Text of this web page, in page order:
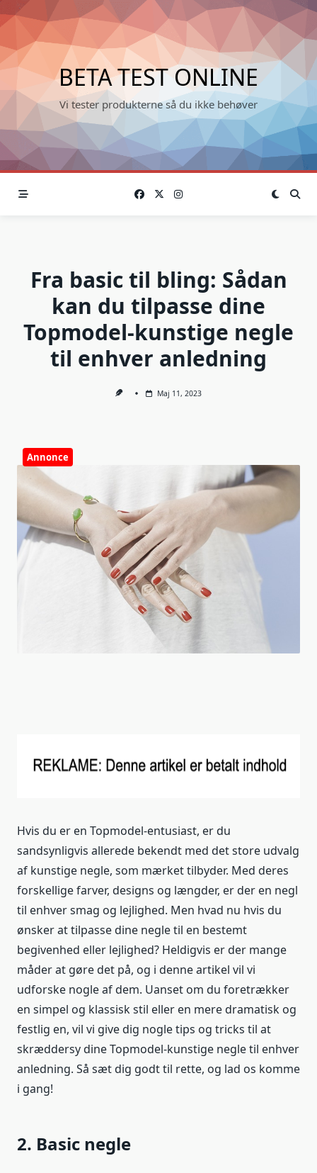
Skip
to
content
BETA TEST ONLINE
Vi tester produkterne så du ikke behøver
Fra basic til bling: Sådan
kan du tilpasse dine
Topmodel-kunstige negle
til enhver anledning
Maj 11, 2023
Annonce
Hvis du er en Topmodel-entusiast, er du
sandsynligvis allerede bekendt med det store udvalg
af kunstige negle, som mærket tilbyder. Med deres
forskellige farver, designs og længder, er der en negl
til enhver smag og lejlighed. Men hvad nu hvis du
ønsker at tilpasse dine negle til en bestemt
begivenhed eller lejlighed? Heldigvis er der mange
måder at gøre det på, og i denne artikel vil vi
udforske nogle af dem. Uanset om du foretrækker
en simpel og klassisk stil eller en mere dramatisk og
festlig en, vil vi give dig nogle tips og tricks til at
skræddersy dine Topmodel-kunstige negle til enhver
anledning. Så sæt dig godt til rette, og lad os komme
i gang!
2. Basic negle